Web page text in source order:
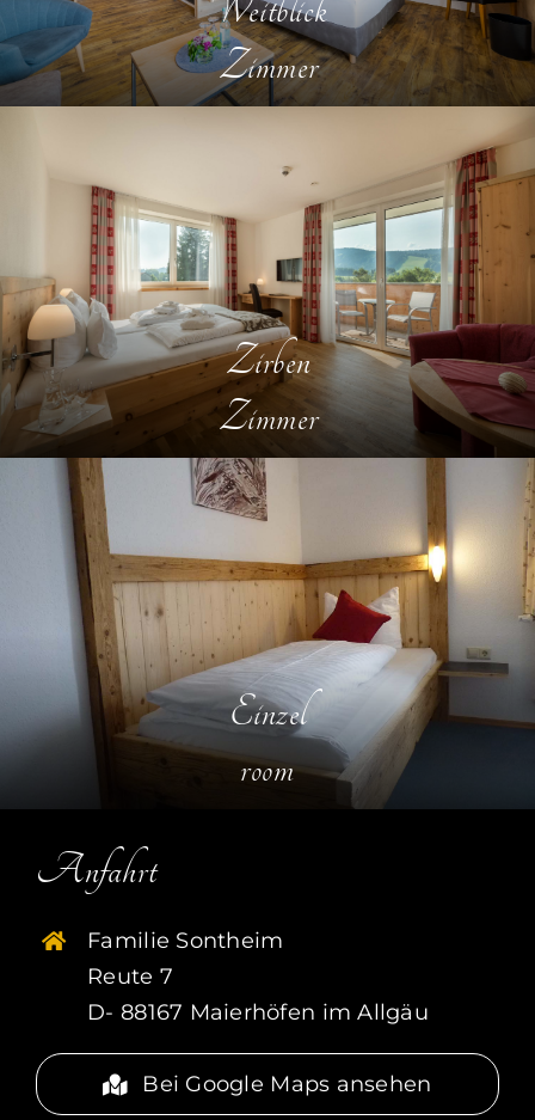
Zimmer
Zirben
Zimmer
Einzel
room
Anfahrt
Familie Sontheim
Reute 7
D- 88167 Maierhöfen im Allgäu
Bei Google Maps ansehen